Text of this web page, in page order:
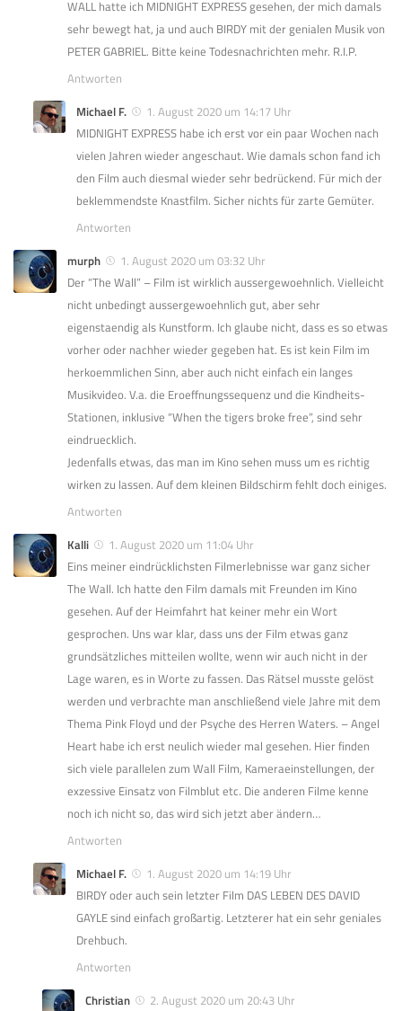
WALL hatte ich MIDNIGHT EXPRESS gesehen, der mich damals
sehr bewegt hat, ja und auch BIRDY mit der genialen Musik von
PETER GABRIEL. Bitte keine Todesnachrichten mehr. R.I.P.
Antworten
Michael F.
1. August 2020 um 14:17 Uhr
MIDNIGHT EXPRESS habe ich erst vor ein paar Wochen nach
vielen Jahren wieder angeschaut. Wie damals schon fand ich
den Film auch diesmal wieder sehr bedrückend. Für mich der
beklemmendste Knastfilm. Sicher nichts für zarte Gemüter.
Antworten
murph
1. August 2020 um 03:32 Uhr
Der “The Wall” – Film ist wirklich aussergewoehnlich. Vielleicht
nicht unbedingt aussergewoehnlich gut, aber sehr
eigenstaendig als Kunstform. Ich glaube nicht, dass es so etwas
vorher oder nachher wieder gegeben hat. Es ist kein Film im
herkoemmlichen Sinn, aber auch nicht einfach ein langes
Musikvideo. V.a. die Eroeffnungssequenz und die Kindheits-
Stationen, inklusive “When the tigers broke free”, sind sehr
eindruecklich.
Jedenfalls etwas, das man im Kino sehen muss um es richtig
wirken zu lassen. Auf dem kleinen Bildschirm fehlt doch einiges.
Antworten
Kalli
1. August 2020 um 11:04 Uhr
Eins meiner eindrücklichsten Filmerlebnisse war ganz sicher
The Wall. Ich hatte den Film damals mit Freunden im Kino
gesehen. Auf der Heimfahrt hat keiner mehr ein Wort
gesprochen. Uns war klar, dass uns der Film etwas ganz
grundsätzliches mitteilen wollte, wenn wir auch nicht in der
Lage waren, es in Worte zu fassen. Das Rätsel musste gelöst
werden und verbrachte man anschließend viele Jahre mit dem
Thema Pink Floyd und der Psyche des Herren Waters. – Angel
Heart habe ich erst neulich wieder mal gesehen. Hier finden
sich viele parallelen zum Wall Film, Kameraeinstellungen, der
exzessive Einsatz von Filmblut etc. Die anderen Filme kenne
noch ich nicht so, das wird sich jetzt aber ändern…
Antworten
Michael F.
1. August 2020 um 14:19 Uhr
BIRDY oder auch sein letzter Film DAS LEBEN DES DAVID
GAYLE sind einfach großartig. Letzterer hat ein sehr geniales
Drehbuch.
Antworten
Christian
2. August 2020 um 20:43 Uhr